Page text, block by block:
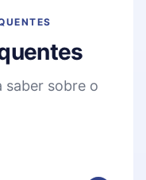
saber sobre o